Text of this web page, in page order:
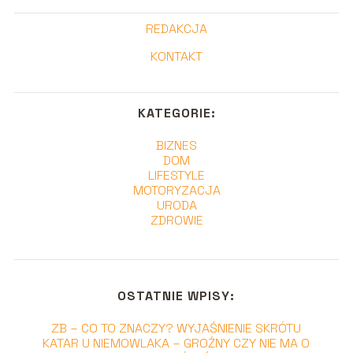
REDAKCJA
KONTAKT
KATEGORIE:
BIZNES
DOM
LIFESTYLE
MOTORYZACJA
URODA
ZDROWIE
OSTATNIE WPISY:
ZB – CO TO ZNACZY? WYJAŚNIENIE SKRÓTU
KATAR U NIEMOWLAKA – GROŹNY CZY NIE MA O